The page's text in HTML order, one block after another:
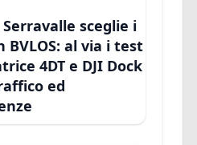
sceglie i
BVLOS: al via i test
4DT e DJI Dock
ed